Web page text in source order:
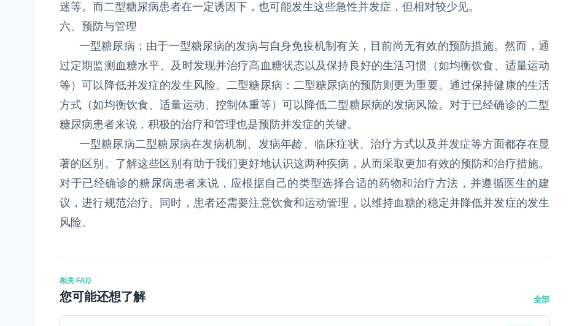
迷等。而二型糖尿病患者在一定诱因下，也可能发生这些急性并发症，但相对较少见。
六、预防与管理
一型糖尿病：由于一型糖尿病的发病与自身免疫机制有关，目前尚无有效的预防措施。然而，通
过定期监测血糖水平、及时发现并治疗高血糖状态以及保持良好的生活习惯（如均衡饮食、适量运动
等）可以降低并发症的发生风险。二型糖尿病：二型糖尿病的预防则更为重要。通过保持健康的生活
方式（如均衡饮食、适量运动、控制体重等）可以降低二型糖尿病的发病风险。对于已经确诊的二型
糖尿病患者来说，积极的治疗和管理也是预防并发症的关键。
一型糖尿病二型糖尿病在发病机制、发病年龄、临床症状、治疗方式以及并发症等方面都存在显
著的区别。了解这些区别有助于我们更好地认识这两种疾病，从而采取更加有效的预防和治疗措施。
对于已经确诊的糖尿病患者来说，应根据自己的类型选择合适的药物和治疗方法，并遵循医生的建
议，进行规范治疗。同时，患者还需要注意饮食和运动管理，以维持血糖的稳定并降低并发症的发生
风险。
相关 FAQ
您可能还想了解 全部